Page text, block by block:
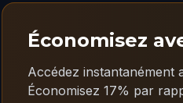
Économisez
Accédez instantanément
Économisez 17% par